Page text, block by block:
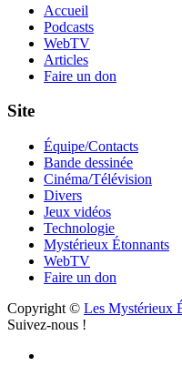
Accueil
Podcasts
WebTV
Articles
Faire un don
Site
Équipe/Contacts
Bande dessinée
Cinéma/Télévision
Divers
Jeux vidéos
Technologie
Mystérieux Étonnants
WebTV
Faire un don
Copyright © Les Mystérieux
Suivez-nous !